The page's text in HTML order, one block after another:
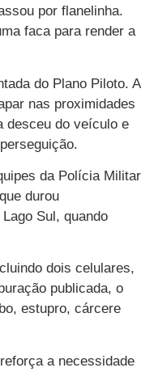
por flanelinha.
faca para render a
do Plano Piloto. A
nas proximidades
desceu do veículo e
da Polícia Militar
durou
Sul, quando
dois celulares,
publicada, o
estupro, cárcere
a necessidade